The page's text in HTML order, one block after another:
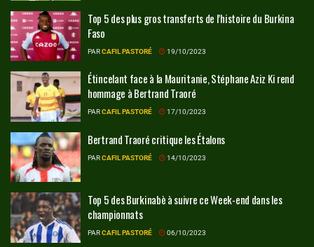
Top 5 des plus gros transferts de l’histoire du Burkina
Faso
PARCAFIL PASTORÉ 19/10/2023
Étincelant face à la Mauritanie, Stéphane Aziz Ki rend
hommage à Bertrand Traoré
PARCAFIL PASTORÉ 17/10/2023
Bertrand Traoré critique les Étalons
PARCAFIL PASTORÉ 14/10/2023
Top 5 des Burkinabè à suivre ce Week-end dans les
championnats
PARCAFIL PASTORÉ 06/10/2023